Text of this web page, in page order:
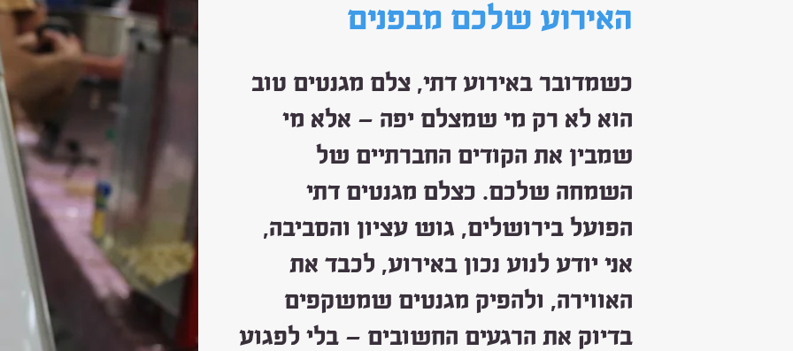
האירוע שלכם מבפנים
כשמדובר באירוע דתי, צלם מגנטים טוב
הוא לא רק מי שמצלם יפה — אלא מי
שמבין את הקודים החברתיים של
השמחה שלכם. כצלם מגנטים דתי
הפועל בירושלים, גוש עציון והסביבה,
אני יודע לנוע נכון באירוע, לכבד את
האווירה, ולהפיק מגנטים שמשקפים
בדיוק את הרגעים החשובים — בלי לפגוע